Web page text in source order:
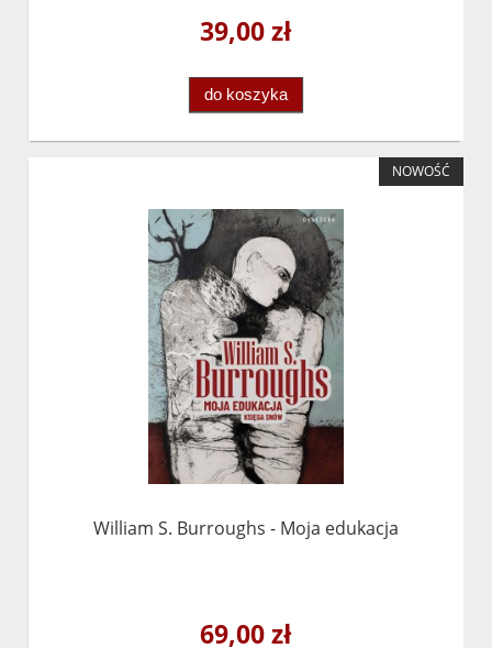
39,00 zł
do koszyka
William S. Burroughs - Moja edukacja
69,00 zł
NOWOŚĆ